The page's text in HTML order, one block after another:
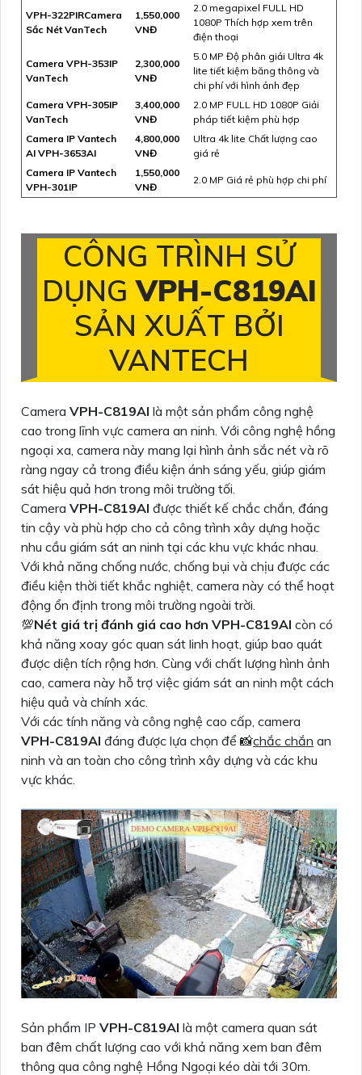
VPH-322PIRCamera
Sắc Nét VanTech
1,550,000
VNĐ
2.0 megapixel FULL HD
1080P Thích hợp xem trên
điện thoại
Camera VPH-353IP
VanTech
2,300,000
VNĐ
5.0 MP Độ phân giải Ultra 4k
lite tiết kiệm băng thông và
chi phí với hình ảnh đẹp
Camera VPH-305IP
VanTech
3,400,000
VNĐ
2.0 MP FULL HD 1080P Giải
pháp tiết kiệm phù hợp
Camera IP Vantech
AI VPH-3653AI
4,800,000
VNĐ
Ultra 4k lite Chất lượng cao
giá rẻ
Camera IP Vantech
VPH-301IP
1,550,000
VNĐ
2.0 MP Giá rẻ phù hợp chi phí
CÔNG TRÌNH SỬ
DỤNGVPH-C819AI
SẢN XUẤT BỞI
VANTECH
Camera VPH-C819AI là một sản phẩm công nghệ
cao trong lĩnh vực camera an ninh. Với công nghệ hồng
ngoại xa, camera này mang lại hình ảnh sắc nét và rõ
ràng ngay cả trong điều kiện ánh sáng yếu, giúp giám
sát hiệu quả hơn trong môi trường tối.
Camera VPH-C819AI được thiết kế chắc chắn, đáng
tin cậy và phù hợp cho cả công trình xây dựng hoặc
nhu cầu giám sát an ninh tại các khu vực khác nhau.
Với khả năng chống nước, chống bụi và chịu được các
điều kiện thời tiết khắc nghiệt, camera này có thể hoạt
động ổn định trong môi trường ngoài trời.
💯Nét giá trị đánh giá cao hơn VPH-C819AI còn có
khả năng xoay góc quan sát linh hoạt, giúp bao quát
được diện tích rộng hơn. Cùng với chất lượng hình ảnh
cao, camera này hỗ trợ việc giám sát an ninh một cách
hiệu quả và chính xác.
Với các tính năng và công nghệ cao cấp, camera
VPH-C819AI đáng được lựa chọn để 📸chắc chắn an
ninh và an toàn cho công trình xây dựng và các khu
vực khác.
Sản phẩm IP VPH-C819AI là một camera quan sát
ban đêm chất lượng cao với khả năng xem ban đêm
thông qua công nghệ Hồng Ngoại kéo dài tới 30m.